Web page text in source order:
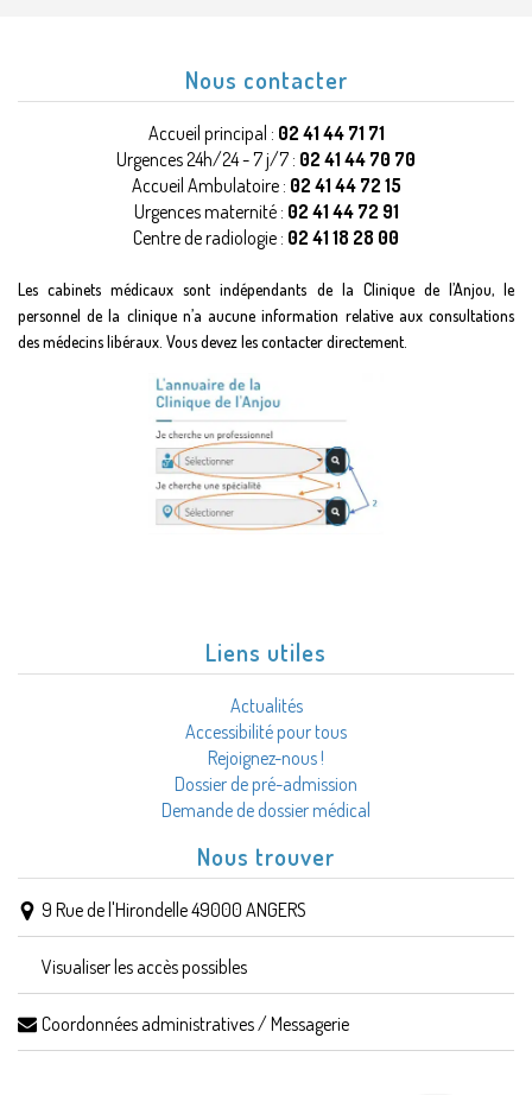
Nous contacter
Accueil principal : 02 41 44 71 71
Urgences 24h/24 - 7 j/7 : 02 41 44 70 70
Accueil Ambulatoire : 02 41 44 72 15
Urgences maternité : 02 41 44 72 91
Centre de radiologie : 02 41 18 28 00
Les cabinets médicaux sont indépendants de la Clinique de l’Anjou, le
personnel de la clinique n’a aucune information relative aux consultations
des médecins libéraux. Vous devez les contacter directement.
Liens utiles
Actualités
Accessibilité pour tous
Rejoignez-nous !
Dossier de pré-admission
Demande de dossier médical
Nous trouver
9 Rue de l'Hirondelle 49000 ANGERS
Visualiser les accès possibles
Coordonnées administratives / Messagerie